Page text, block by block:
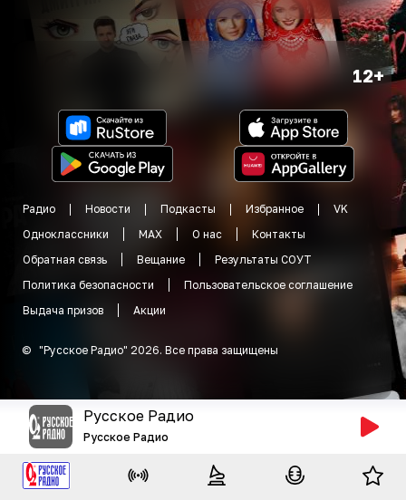
12+
Радио Новости Подкасты Избранное
VK
Одноклассники
MAX О нас
Контакты
Обратная связь
Вещание
Результаты СОУТ
Политика безопасности
Пользовательское соглашение
Выдача призов
Акции
© "Русское Радио" 2026. Все права защищены
Русское Радио
Русское Радио